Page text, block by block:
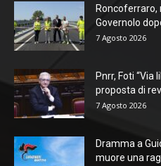
Roncoferraro,
Governolo
7 Agosto 2026
Pnrr, Foti “Via
proposta di
7 Agosto 2026
Dramma a
muore una